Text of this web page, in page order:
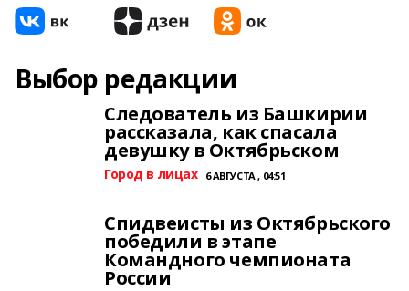
Выбор редакции
Следователь из Башкирии
рассказала, как спасала
девушку в Октябрьском
Город в лицах 6 АВГУСТА , 04:51
Спидвеисты из Октябрьского
победили в этапе
Командного чемпионата
России